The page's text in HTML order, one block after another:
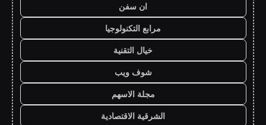
ان سفن
مرابع التكنولوجيا
خيال التقنية
شوف ويب
مجلة الاسهم
الشرقية الاقتصادية